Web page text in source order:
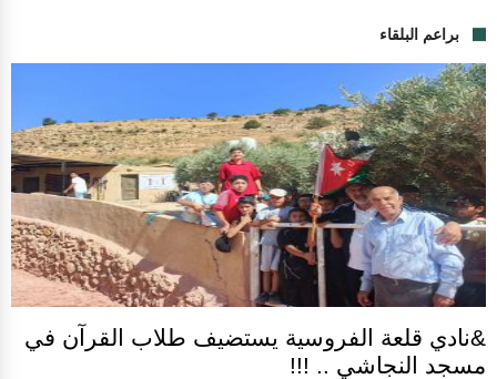
براعم البلقاء
&نادي قلعة الفروسية يستضيف طلاب القرآن في
مسجد النجاشي .. !!!